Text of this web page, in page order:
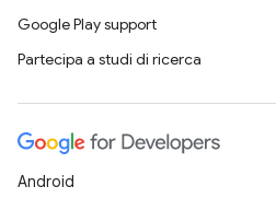
Google Play support
Partecipa a studi di ricerca
Android